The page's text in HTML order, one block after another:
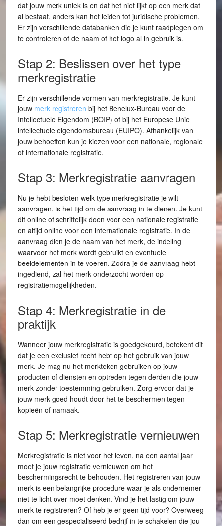
dat jouw merk uniek is en dat het niet lijkt op een merk dat
al bestaat, anders kan het leiden tot juridische problemen.
Er zijn verschillende databanken die je kunt raadplegen om
te controleren of de naam of het logo al in gebruik is.
Stap 2: Beslissen over het type
merkregistratie
Er zijn verschillende vormen van merkregistratie. Je kunt
jouw merk registreren bij het Benelux-Bureau voor de
Intellectuele Eigendom (BOIP) of bij het Europese Unie
intellectuele eigendomsbureau (EUIPO). Afhankelijk van
jouw behoeften kun je kiezen voor een nationale, regionale
of internationale registratie.
Stap 3: Merkregistratie aanvragen
Nu je hebt besloten welk type merkregistratie je wilt
aanvragen, is het tijd om de aanvraag in te dienen. Je kunt
dit online of schriftelijk doen voor een nationale registratie
en altijd online voor een internationale registratie. In de
aanvraag dien je de naam van het merk, de indeling
waarvoor het merk wordt gebruikt en eventuele
beeldelementen in te voeren. Zodra je de aanvraag hebt
ingediend, zal het merk onderzocht worden op
registratiemogelijkheden.
Stap 4: Merkregistratie in de
praktijk
Wanneer jouw merkregistratie is goedgekeurd, betekent dit
dat je een exclusief recht hebt op het gebruik van jouw
merk. Je mag nu het merkteken gebruiken op jouw
producten of diensten en optreden tegen derden die jouw
merk zonder toestemming gebruiken. Zorg ervoor dat je
jouw merk goed houdt door het te beschermen tegen
kopieën of namaak.
Stap 5: Merkregistratie vernieuwen
Merkregistratie is niet voor het leven, na een aantal jaar
moet je jouw registratie vernieuwen om het
beschermingsrecht te behouden. Het registreren van jouw
merk is een belangrijke procedure waar je als ondernemer
niet te licht over moet denken. Vind je het lastig om jouw
merk te registreren? Of heb je er geen tijd voor? Overweeg
dan om een gespecialiseerd bedrijf in te schakelen die jou